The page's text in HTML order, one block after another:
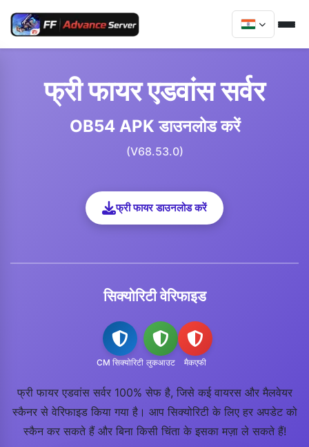
फ्री फायर एडवांस सर्वर
OB54 APK डाउनलोड करें
(V68.53.0)
फ्री फायर डाउनलोड करें
सिक्योरिटी वेरिफाइड
CM सिक्योरिटी लुकआउट मैकएफी
फ्री फायर एडवांस सर्वर 100% सेफ है, जिसे कई वायरस और मैलवेयर
स्कैनर से वेरिफाइड किया गया है। आप सिक्योरिटी के लिए हर अपडेट को
स्कैन कर सकते हैं और बिना किसी चिंता के इसका मज़ा ले सकते हैं!